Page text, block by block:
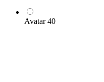
Avatar 40